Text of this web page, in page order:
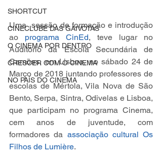
SHORTCUT
CINECLUBE DAS GAIVOTAS
O CINEMA POR DENTRO
CRESCER COM O CINEMA
NO PAÍS DO CINEMA
Uma  sessão de formação e introdução
ao programa CinEd, teve lugar no
Auditório da Escola Secundária de
Camões, em Lisboa, no sábado 24 de
Março de 2018 juntando professores de
escolas de Mértola, Vila Nova de São
Bento, Serpa, Sintra, Odivelas e Lisboa,
que participam no programa Cinema,
cem anos de juventude, com
formadores da associação cultural Os
Filhos de Lumière.